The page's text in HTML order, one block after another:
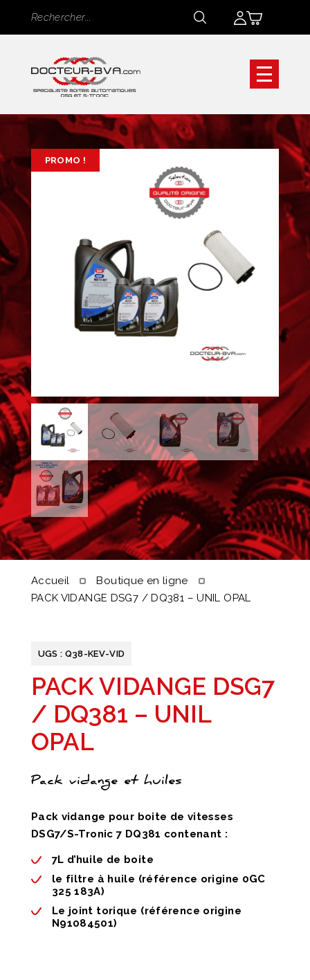
Rechercher
Rechercher
PROMO !
Accueil
Boutique en ligne
PACK VIDANGE DSG7 / DQ381 – UNIL OPAL
UGS : Q38-KEV-VID
PACK VIDANGE DSG7
/ DQ381 – UNIL
OPAL
Pack vidange et huiles
Pack vidange pour boite de vitesses
DSG7/S-Tronic 7 DQ381 contenant :
7L d’huile de boite
le filtre à huile (référence origine 0GC
325 183A)
Le joint torique (référence origine
N91084501)